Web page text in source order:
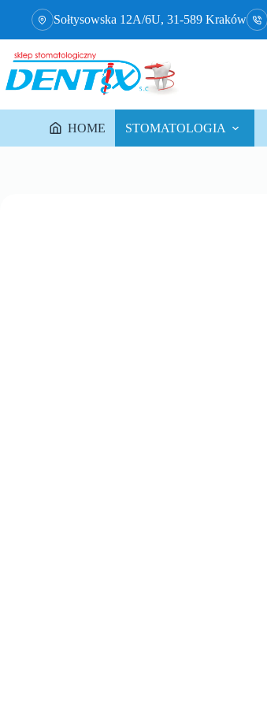
Sołtysowska 12A/6U, 31-589 Kraków
HOME STOMATOLOGIA